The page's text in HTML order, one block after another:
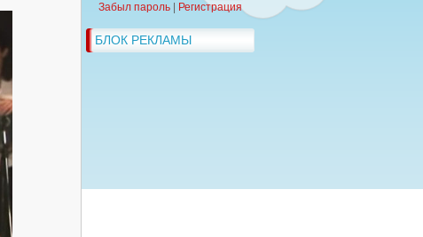
Забыл пароль
Регистрация
БЛОК РЕКЛАМЫ